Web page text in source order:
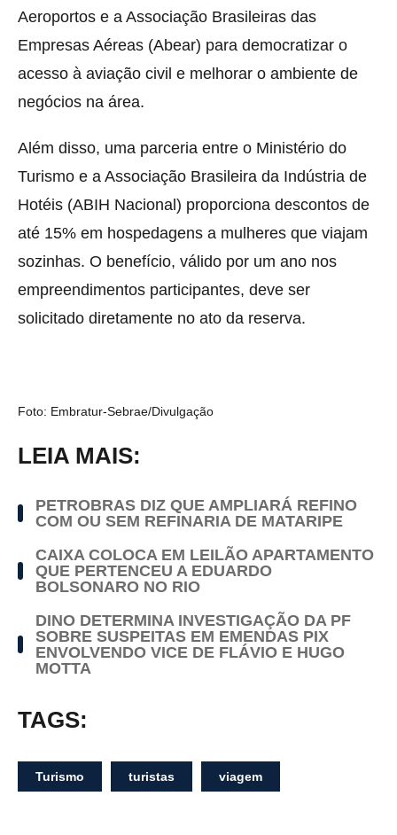
Aeroportos e a Associação Brasileiras das
Empresas Aéreas (Abear) para democratizar o
acesso à aviação civil e melhorar o ambiente de
negócios na área.
Além disso, uma parceria entre o Ministério do
Turismo e a Associação Brasileira da Indústria de
Hotéis (ABIH Nacional) proporciona descontos de
até 15% em hospedagens a mulheres que viajam
sozinhas. O benefício, válido por um ano nos
empreendimentos participantes, deve ser
solicitado diretamente no ato da reserva.
Foto: Embratur-Sebrae/Divulgação
LEIA MAIS:
PETROBRAS DIZ QUE AMPLIARÁ REFINO
COM OU SEM REFINARIA DE MATARIPE
CAIXA COLOCA EM LEILÃO APARTAMENTO
QUE PERTENCEU A EDUARDO
BOLSONARO NO RIO
DINO DETERMINA INVESTIGAÇÃO DA PF
SOBRE SUSPEITAS EM EMENDAS PIX
ENVOLVENDO VICE DE FLÁVIO E HUGO
MOTTA
TAGS:
Turismo turistas viagem